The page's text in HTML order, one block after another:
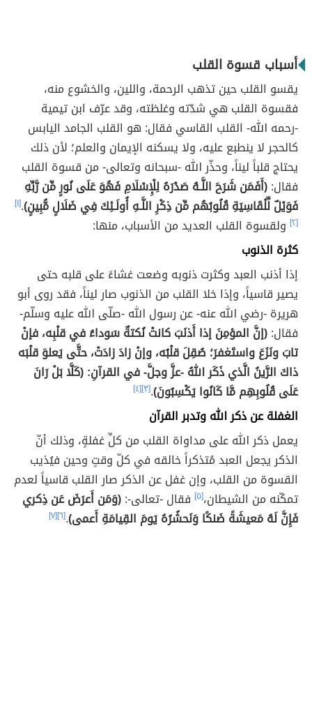
أسباب قسوة القلب
يقسو القلب حين تذهب الرحمة، واللين، والخشوع منه،
فقسوة القلب هي شدّته وغلظته، وقد عرّف ابن تيمية
-رحمه الله- القلب القاسي فقال: هو القلب الجامد اليابس
كالحجر لا ينطبع عليه، ولا يسكنه الإيمان والعلم؛ لأن ذلك
يحتاج قلباً ليناً، وحذّر الله -سبحانه وتعالى- من قسوة القلب
فقال:(أَفَمَن شَرَحَ اللَّـهُ صَدْرَهُ لِلْإِسْلَامِ فَهُوَ عَلَى نُورٍ مِّن رَّبِّهِ
فَوَيْلٌ لِّلْقَاسِيَةِ قُلُوبُهُم مِّن ذِكْرِ اللَّـهِ أُولَـئِكَ فِي ضَلَالٍ مُّبِينٍ).[١]
[٢]
ولقسوة القلب العديد من الأسباب، منها:
كثرة الذنوب
إذا أذنب العبد وكثرت ذنوبه وضعت غشاءً على قلبه حتى
يصير قاسياً، وإذا خلا القلب من الذنوب صار ليناً، فقد روى أبو
هريرة -رضي الله عنه- عن رسول الله -صلّى الله عليه وسلّم-
فقال:(إنَّ المؤمِنَ إذا أَذنَبَ كانتْ نُكتةٌ سَوداءُ في قلْبِه، فإنْ
تابَ ونَزَعَ واستَغفرَ؛ صُقِلَ قلْبُه، وإنْ زادَ زادَتْ، حتَّى يَعلوَ قلْبَه
ذاكَ الرَّينُ الَّذي ذَكَر اللهُ -عزَّ وجلَّ- في القرآنِ: (كَلَّا بَلْ رَانَ
عَلَى قُلُوبِهِم مَّا كَانُوا يَكْسِبُونَ).[٣] [٤]
الغفلة عن ذكر الله وتدبر القرآن
يعمل ذكر الله على مداواة القلب من كلِّ غفلةٍ، وذلك أنّ
الذكر يجعل العبد مُتذكراً خالقه في كلّ وقتٍ وحين فيُذيب
القسوة من القلب، وإن غفل عن الذكر صار القلب قاسياً لعدم
تمكّنه من الشيطان،[٥] فقال -تعالى-:(وَمَن أَعرَضَ عَن ذِكري
فَإِنَّ لَهُ مَعيشَةً ضَنكًا وَنَحشُرُهُ يَومَ القِيامَةِ أَعمى).[٦] [٧]